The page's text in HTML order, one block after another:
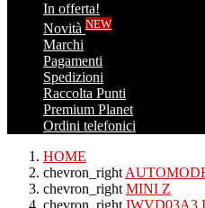
In offerta!
Novità NEW
Marchi
Pagamenti
Spedizioni
Raccolta Punti
Premium Planet
Ordini telefonici
HOME
chevron_right
chevron_right MINI Z